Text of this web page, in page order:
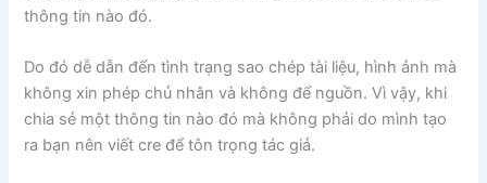
thông tin nào đó.
Do đó dễ dẫn đến tình trạng sao chép tài liệu, hình ảnh mà
không xin phép chủ nhân và không để nguồn. Vì vậy, khi
chia sẻ một thông tin nào đó mà không phải do mình tạo
ra bạn nên viết cre để tôn trọng tác giả.